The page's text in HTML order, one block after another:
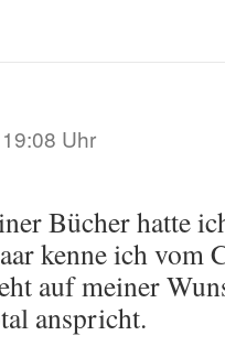
Uhr
Bücher hatte
kenne ich vom
auf meiner
anspricht.